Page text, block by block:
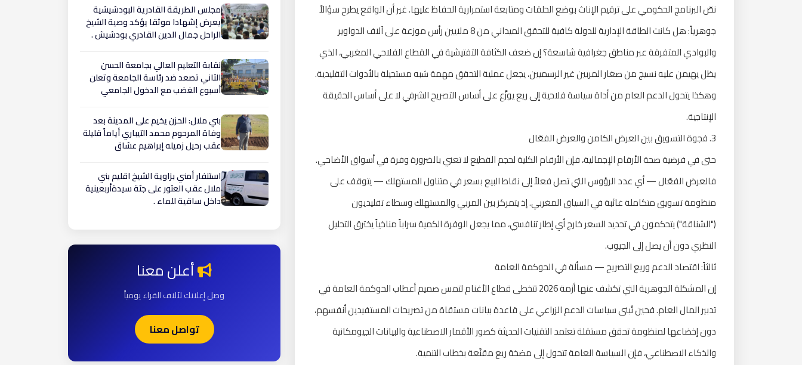
نصّ البرنامج الحكومي على ترقيم الإناث بوضع الحلقات ومتابعة استمرارية الحفاظ عليها. غير أن الواقع يطرح سؤالاً
جوهرياً: هل كانت الطاقة الإدارية للدولة كافية للتحقق الميداني من 8 ملايين رأس موزعة على آلاف الدواوير
والبوادي المتفرقة عبر مناطق جغرافية شاسعة؟ إن ضعف الكثافة التفتيشية في القطاع الفلاحي المغربي، الذي
يظل يهيمن عليه نسيج من صغار المربين غير الرسميين، يجعل عملية التحقق مهمة شبه مستحيلة بالأدوات التقليدية.
وهكذا يتحول الدعم العام من أداة سياسة فلاحية إلى ريع يوزَّع على أساس التصريح الشرفي لا على أساس الحقيقة
الإنتاجية.
3. فجوة التسويق بين العرض الكامن والعرض الفعّال
حتى في فرضية صحة الأرقام الإجمالية، فإن الأرقام الكلية لحجم القطيع لا تعني بالضرورة وفرة في أسواق الأضاحي.
فالعرض الفعّال — أي عدد الرؤوس التي تصل فعلاً إلى نقاط البيع بسعر في متناول المستهلك — يتوقف على
منظومة تسويق متكاملة غائبة في السياق المغربي. إذ يتمركز بين المربي والمستهلك وسطاء تقليديون
("الشناقة") يتحكمون في تحديد السعر خارج أي إطار تنافسي، مما يجعل الوفرة الكمية سراباً مناخياً يخترق التحليل
النظري دون أن يصل إلى الجيوب.
ثالثاً: اقتصاد الدعم وريع التصريح — مسألة في الحوكمة العامة
إن المشكلة الجوهرية التي تكشف عنها أزمة 2026 تتخطى قطاع الأغنام لتمس صميم أعطاب الحوكمة العامة في
تدبير المال العام. فحين تُبنى سياسات الدعم الزراعي على قاعدة بيانات مستقاة من تصريحات المستفيدين أنفسهم،
دون إخضاعها لمنظومة تحقق مستقلة تعتمد التقنيات الحديثة كصور الأقمار الاصطناعية والبيانات الجيومكانية
والذكاء الاصطناعي، فإن السياسة العامة تتحول إلى مضخة ريع مقنّعة بخطاب التنمية.
مجلس الطريقة القادرية البودشيشية
يعرض إشهادا موثقا يؤكد وصية الشيخ
الراحل جمال الدين القادري بودشيش .
نقابة التعليم العالي بجامعة الحسن
الثاني تصعد ضد رئاسة الجامعة وتعلن
أسبوع الغضب مع الدخول الجامعي
بني ملال: الحزن يخيم على المدينة بعد
وفاة المرحوم محمد التيباري أياماً قليلة
عقب رحيل زميله إبراهيم عشاق ​
استنفار أمني بزاوية الشيخ اقليم بني
ملال عقب العثور على جثة سيدةأربعينية
داخل ساقية للماء .
أعلن معنا
وصل إعلانك لآلاف القراء يومياً
تواصل معنا